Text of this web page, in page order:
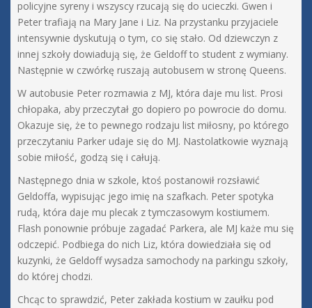
policyjne syreny i wszyscy rzucają się do ucieczki. Gwen i
Peter trafiają na Mary Jane i Liz. Na przystanku przyjaciele
intensywnie dyskutują o tym, co się stało. Od dziewczyn z
innej szkoły dowiadują się, że Geldoff to student z wymiany.
Następnie w czwórkę ruszają autobusem w stronę Queens.
W autobusie Peter rozmawia z MJ, która daje mu list. Prosi
chłopaka, aby przeczytał go dopiero po powrocie do domu.
Okazuje się, że to pewnego rodzaju list miłosny, po którego
przeczytaniu Parker udaje się do MJ. Nastolatkowie wyznają
sobie miłość, godzą się i całują.
Następnego dnia w szkole, ktoś postanowił rozsławić
Geldoffa, wypisując jego imię na szafkach. Peter spotyka
rudą, która daje mu plecak z tymczasowym kostiumem.
Flash ponownie próbuje zagadać Parkera, ale MJ każe mu się
odczepić. Podbiega do nich Liz, która dowiedziała się od
kuzynki, że Geldoff wysadza samochody na parkingu szkoły,
do której chodzi.
Chcąc to sprawdzić, Peter zakłada kostium w zaułku pod